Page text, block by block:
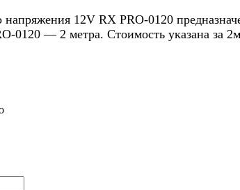
12V RX PRO-0120
0120 — 2 метра. Стоимость указана